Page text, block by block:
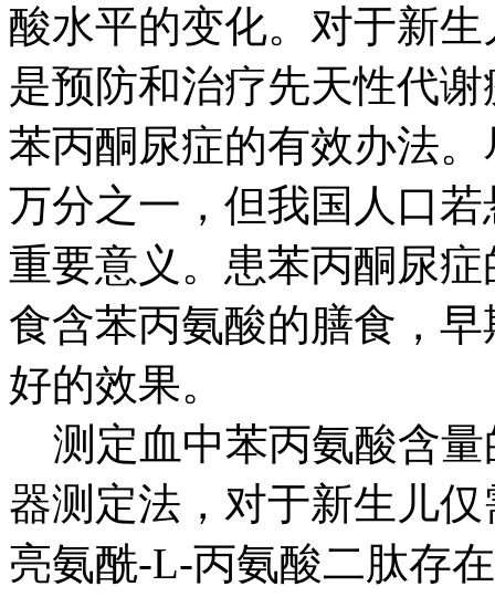
酸水平的变化。对于新
是预防和治疗先天性代
苯丙酮尿症的有效办法
万分之一，但我国人口
重要意义。患苯丙酮尿
食含苯丙氨酸的膳食，
好的效果。
测定血中苯丙氨酸含量
器测定法，对于新生儿
亮氨酰-L-丙氨酸二肽存